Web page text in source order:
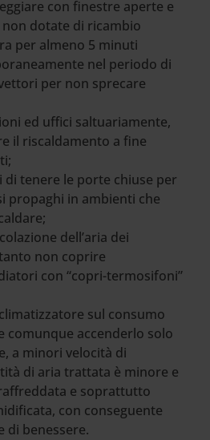
con finestre aperte e
dotate di ricambio
per almeno 5 minuti
nel periodo di
per non sprecare
ed uffici saltuariamente,
il riscaldamento a fine
tenere le porte chiuse per
propaghi in ambienti che
dell’aria dei
non coprire
con “copri-termosifoni”
sul consumo
comunque accenderlo solo
a minori velocità di
di aria trattata è minore e
e soprattutto
con conseguente
di benessere.